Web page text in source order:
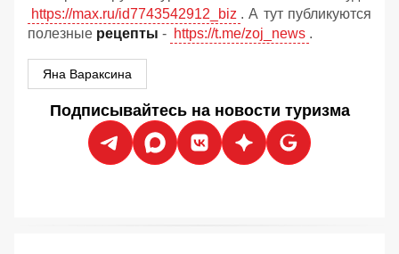
https://max.ru/id7743542912_biz . А тут публикуются
полезные рецепты - https://t.me/zoj_news .
Яна Вараксина
Подписывайтесь на новости туризма